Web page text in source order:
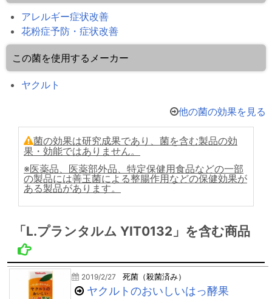
アレルギー症状改善
花粉症予防・症状改善
この菌を使用するメーカー
ヤクルト
他の菌の効果を見る
菌の効果は研究成果であり、菌を含む製品の効
果・効能ではありません。
※医薬品、医薬部外品、特定保健用食品などの一部
の製品には善玉菌による整腸作用などの保健効果が
ある製品があります。
「L.プランタルム YIT0132」を含む商品
2019/2/27 死菌（殺菌済み）
ヤクルトのおいしいはっ酵果